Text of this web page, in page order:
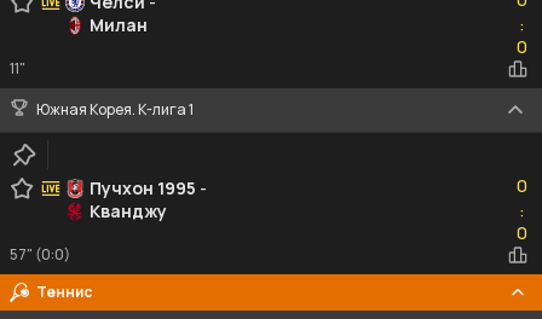
Милан
:0
0
11"
Южная Корея. К-лига 1
Пучхон 1995 -
Кванджу
0
:0
0
57" (0:0)
Теннис